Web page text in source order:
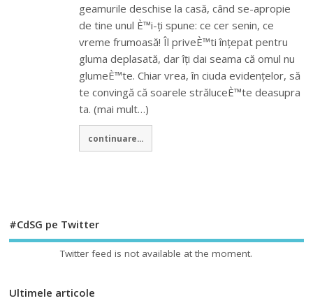
geamurile deschise la casă, când se-apropie
de tine unul È™i-ți spune: ce cer senin, ce
vreme frumoasă! Îl priveÈ™ti înțepat pentru
gluma deplasată, dar îți dai seama că omul nu
glumeÈ™te. Chiar vrea, în ciuda evidențelor, să
te convingă că soarele străluceÈ™te deasupra
ta. (mai mult…)
continuare...
#CdSG pe Twitter
Twitter feed is not available at the moment.
Ultimele articole